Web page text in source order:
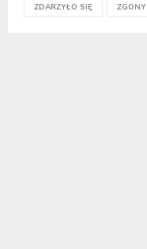
ZDARZYŁO SIĘ ZGONY